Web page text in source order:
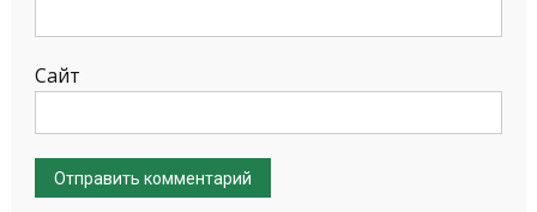
Сайт